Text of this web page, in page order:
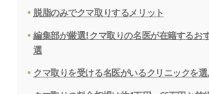
脱脂のみでクマ取りするメリット
編集部が厳選！クマ取りの名医が在籍するお
選
クマ取りを受ける名医がいるクリニックを